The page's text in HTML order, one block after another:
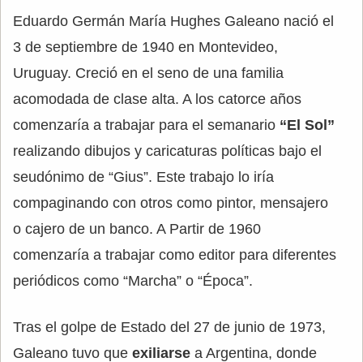
Eduardo Germán María Hughes Galeano nació el
3 de septiembre de 1940 en Montevideo,
Uruguay. Creció en el seno de una familia
acomodada de clase alta. A los catorce años
comenzaría a trabajar para el semanario “El Sol”
realizando dibujos y caricaturas políticas bajo el
seudónimo de “Gius”. Este trabajo lo iría
compaginando con otros como pintor, mensajero
o cajero de un banco. A Partir de 1960
comenzaría a trabajar como editor para diferentes
periódicos como “Marcha” o “Época”.
Tras el golpe de Estado del 27 de junio de 1973,
Galeano tuvo que exiliarse a Argentina, donde